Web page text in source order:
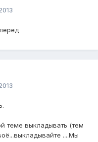
теме выкладывать (тем
....Мы